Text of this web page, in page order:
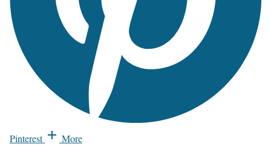
Pinterest More